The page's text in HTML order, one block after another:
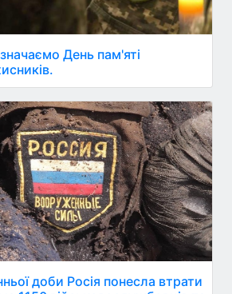
День пам'яті
доби Росія понесла втрати